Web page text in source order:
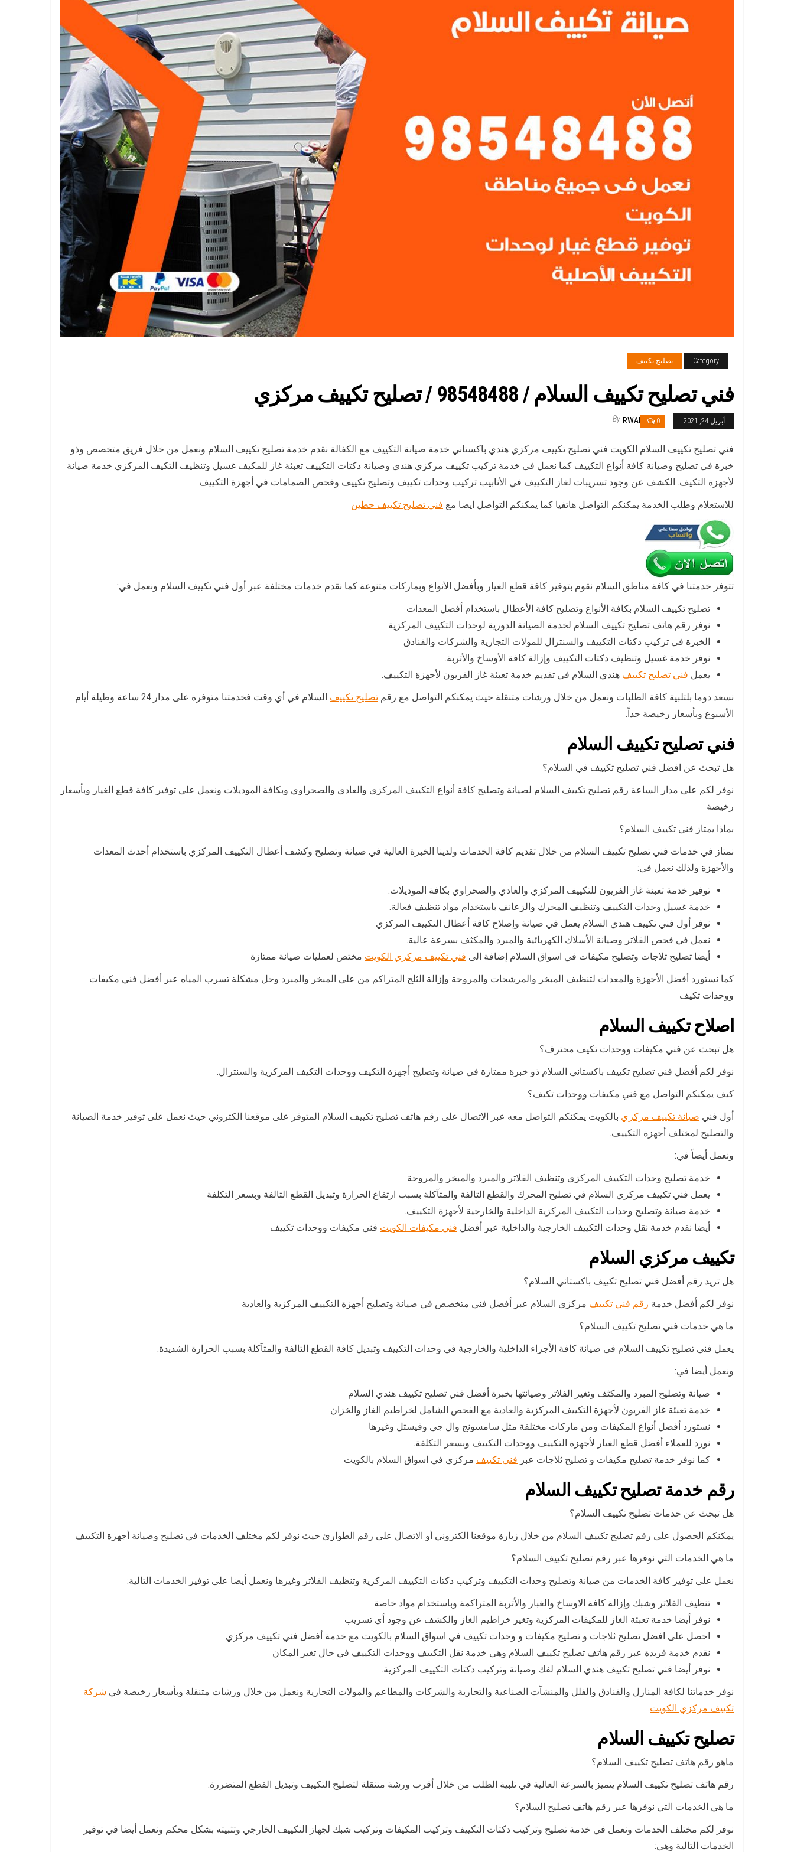
Category تصليح تكييف
فني تصليح تكييف السلام / 98548488 / تصليح تكييف مركزي
أبريل 24, 2021 0
By RWAN
فني تصليح تكييف السلام الكويت فني تصليح تكييف مركزي هندي باكستاني خدمة صيانة التكييف مع الكفالة نقدم خدمة تصليح تكييف السلام ونعمل من خلال فريق متخصص وذو
خبرة في تصليح وصيانة كافة أنواع التكييف كما نعمل في خدمة تركيب تكييف مركزي هندي وصيانة دكتات التكييف تعبئة غاز للمكيف غسيل وتنظيف التكيف المركزي خدمة صيانة
لأجهزة التكيف. الكشف عن وجود تسريبات لغاز التكييف في الأنابيب تركيب وحدات تكييف وتصليح تكييف وفحص الصمامات في أجهزة التكييف
للاستعلام وطلب الخدمة يمكنكم التواصل هاتفيا كما يمكنكم التواصل ايضا مع فني تصليح تكييف حطين
تتوفر خدمتنا في كافة مناطق السلام نقوم بتوفير كافة قطع الغيار وبأفضل الأنواع وبماركات متنوعة كما نقدم خدمات مختلفة عبر أول فني تكييف السلام ونعمل في:
تصليح تكييف السلام بكافة الأنواع وتصليح كافة الأعطال باستخدام أفضل المعدات
نوفر رقم هاتف تصليح تكييف السلام لخدمة الصيانة الدورية لوحدات التكييف المركزية
الخبرة في تركيب دكتات التكييف والسنترال للمولات التجارية والشركات والفنادق
نوفر خدمة غسيل وتنظيف دكتات التكييف وإزالة كافة الأوساخ والأتربة.
يعمل فني تصليح تكييف هندي السلام في تقديم خدمة تعبئة غاز الفريون لأجهزة التكييف.
نسعد دوما بلتلبية كافة الطلبات ونعمل من خلال ورشات متنقلة حيث يمكنكم التواصل مع رقم تصليح تكييف
السلام في أي وقت فخدمتنا متوفرة على مدار 24 ساعة وطيلة أيام
الأسبوع وبأسعار رخيصة جداً.
فني تصليح تكييف السلام
هل تبحث عن افضل فني تصليح تكييف في السلام؟
نوفر لكم على مدار الساعة رقم تصليح تكييف السلام لصيانة وتصليح كافة أنواع التكييف المركزي والعادي والصحراوي وبكافة الموديلات ونعمل على توفير كافة قطع الغيار وبأسعار
رخيصة
بماذا يمتاز فني تكييف السلام؟
نمتاز في خدمات فني تصليح تكييف السلام من خلال تقديم كافة الخدمات ولدينا الخبرة العالية في صيانة وتصليح وكشف أعطال التكييف المركزي باستخدام أحدث المعدات
والأجهزة ولذلك نعمل في:
توفير خدمة تعبئة غاز الفريون للتكييف المركزي والعادي والصحراوي بكافة الموديلات.
خدمة غسيل وحدات التكييف وتنظيف المحرك والزعانف باستخدام مواد تنظيف فعالة.
نوفر أول فني تكييف هندي السلام يعمل في صيانة وإصلاح كافة أعطال التكييف المركزي
نعمل في فحص الفلاتر وصيانة الأسلاك الكهربائية والمبرد والمكثف بسرعة عالية.
أيضا تصليح ثلاجات وتصليح مكيفات في اسواق السلام إضافة الى فني تكييف مركزي الكويت مختص لعمليات صيانة ممتازة
كما نستورد أفضل الأجهزة والمعدات لتنظيف المبخر والمرشحات والمروحة وإزالة الثلج المتراكم من على المبخر والمبرد وحل مشكلة تسرب المياه عبر أفضل فني مكيفات
ووحدات تكيف
اصلاح تكييف السلام
هل تبحث عن فني مكيفات ووحدات تكيف محترف؟
نوفر لكم أفضل فني تصليح تكييف باكستاني السلام ذو خبرة ممتازة في صيانة وتصليح أجهزة التكيف ووحدات التكيف المركزية والسنترال.
كيف يمكنكم التواصل مع فني مكيفات ووحدات تكيف؟
أول فني صيانة تكييف مركزي بالكويت يمكنكم التواصل معه عبر الاتصال على رقم هاتف تصليح تكييف السلام المتوفر على موقعنا الكتروني حيث نعمل على توفير خدمة الصيانة
والتصليح لمختلف أجهزة التكييف.
ونعمل أيضاً في:
خدمة تصليح وحدات التكييف المركزي وتنظيف الفلاتر والمبرد والمبخر والمروحة.
يعمل فني تكييف مركزي السلام في تصليح المحرك والقطع التالفة والمتآكلة بسبب ارتفاع الحرارة وتبديل القطع التالفة وبسعر التكلفة
خدمة صيانة وتصليح وحدات التكييف المركزية الداخلية والخارجية لأجهزة التكييف.
أيضا نقدم خدمة نقل وحدات التكييف الخارجية والداخلية عبر أفضل فني مكيفات الكويت فني مكيفات ووحدات تكييف
تكييف مركزي السلام
هل تريد رقم أفضل فني تصليح تكييف باكستاني السلام؟
نوفر لكم أفضل خدمة رقم فني تكييف مركزي السلام عبر أفضل فني متخصص في صيانة وتصليح أجهزة التكييف المركزية والعادية
ما هي خدمات فني تصليح تكييف السلام؟
يعمل فني تصليح تكييف السلام في صيانة كافة الأجزاء الداخلية والخارجية في وحدات التكييف وتبديل كافة القطع التالفة والمتآكلة بسبب الحرارة الشديدة.
ونعمل أيضا في:
صيانة وتصليح المبرد والمكثف وتغير الفلاتر وصيانتها بخبرة أفضل فني تصليح تكييف هندي السلام
خدمة تعبئة غاز الفريون لأجهزة التكييف المركزية والعادية مع الفحص الشامل لخراطيم الغاز والخزان
نستورد أفضل أنواع المكيفات ومن ماركات مختلفة مثل سامسونج وال جي وفيستل وغيرها
نورد للعملاء أفضل قطع الغيار لأجهزة التكييف ووحدات التكييف وبسعر التكلفة.
كما نوفر خدمة تصليح مكيفات و تصليح ثلاجات عبر فني تكييف مركزي في اسواق السلام بالكويت
رقم خدمة تصليح تكييف السلام
هل تبحث عن خدمات تصليح تكييف السلام؟
يمكنكم الحصول على رقم تصليح تكييف السلام من خلال زيارة موقعنا الكتروني أو الاتصال على رقم الطوارئ حيث نوفر لكم مختلف الخدمات في تصليح وصيانة أجهزة التكييف
ما هي الخدمات التي نوفرها عبر رقم تصليح تكييف السلام؟
نعمل على توفير كافة الخدمات من صيانة وتصليح وحدات التكييف وتركيب دكتات التكييف المركزية وتنظيف الفلاتر وغيرها ونعمل أيضا على توفير الخدمات التالية:
تنظيف الفلاتر وشبك وإزالة كافة الاوساخ والغبار والأتربة المتراكمة وباستخدام مواد خاصة
نوفر أيضا خدمة تعبئة الغاز للمكيفات المركزية وتغير خراطيم الغاز والكشف عن وجود أي تسريب
احصل على افضل تصليح ثلاجات و تصليح مكيفات و وحدات تكييف في اسواق السلام بالكويت مع خدمة أفضل فني تكييف مركزي
نقدم خدمة فريدة عبر رقم هاتف تصليح تكييف السلام وهي خدمة نقل التكييف ووحدات التكييف في حال تغير المكان
نوفر أيضا فني تصليح تكييف هندي السلام لفك وصيانة وتركيب دكتات التكييف المركزية.
نوفر خدماتنا لكافة المنازل والفنادق والفلل والمنشآت الصناعية والتجارية والشركات والمطاعم والمولات التجارية ونعمل من خلال ورشات متنقلة وبأسعار رخيصة في شركة
تكييف مركزي الكويت.
تصليح تكييف السلام
ماهو رقم هاتف تصليح تكييف السلام؟
رقم هاتف تصليح تكييف السلام يتميز بالسرعة العالية في تلبية الطلب من خلال أقرب ورشة متنقلة لتصليح التكييف وتبديل القطع المتضررة.
ما هي الخدمات التي نوفرها عبر رقم هاتف تصليح السلام؟
نوفر لكم مختلف الخدمات ونعمل في خدمة تصليح وتركيب دكتات التكييف وتركيب المكيفات وتركيب شبك لجهاز التكييف الخارجي وتثبيته بشكل محكم ونعمل أيضا في توفير
الخدمات التالية وهي: